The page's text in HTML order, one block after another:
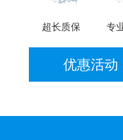
超长质保 专
优惠活动